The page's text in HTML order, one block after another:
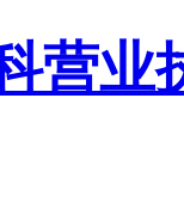
营业